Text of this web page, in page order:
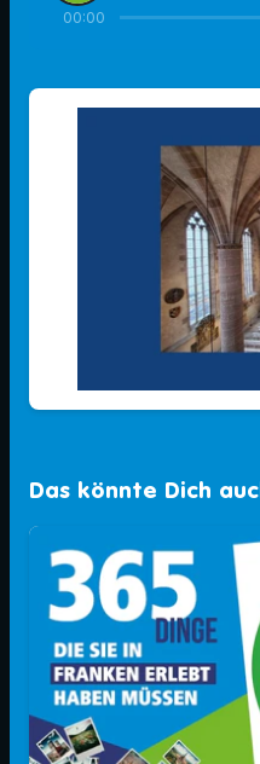
00:00
Das könnte Dich